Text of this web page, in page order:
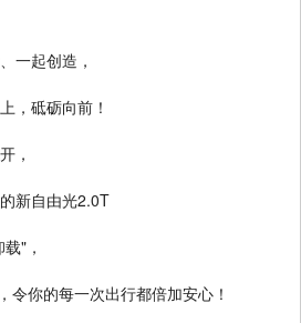
一起创造，
，砥砺向前！
，
新自由光2.0T
"，
令你的每一次出行都倍加安心！